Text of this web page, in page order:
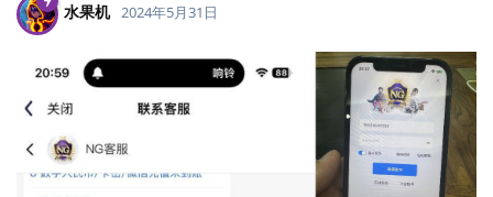
水果机 2024年5月31日